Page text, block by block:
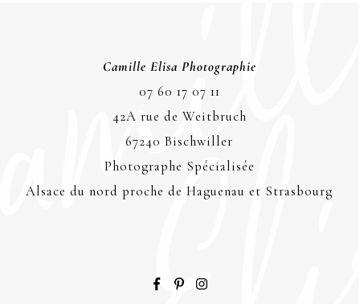
Camille Elisa Photographie
07 60 17 07 11
42A rue de Weitbruch
67240 Bischwiller
Photographe Spécialisée
Alsace du nord proche de Haguenau et Strasbourg